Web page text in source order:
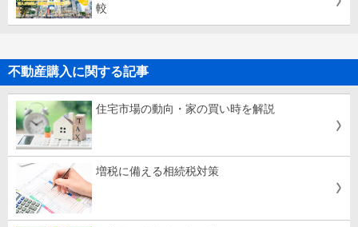
較
不動産購入に関する記事
住宅市場の動向・家の買い時を解説
増税に備える相続税対策